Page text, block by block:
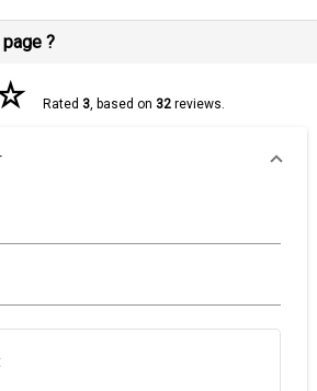
?
Rated 3, based on 32reviews.